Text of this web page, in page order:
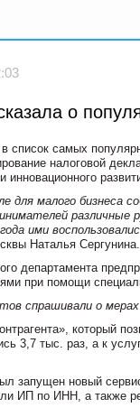
о
список самых
налоговой
инновационного
для малого бизнеса
различные
года ими
Наталья Сергунина.
департамента
при помощи
спрашивали о
который
3,7 тыс. раз, а к
запущен новый
ИП по ИНН, а также